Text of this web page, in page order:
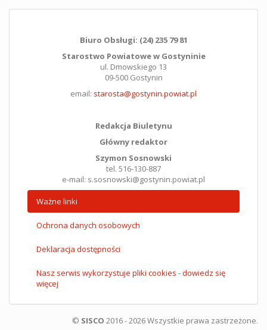
Biuro Obsługi: (24) 235 79 81
Starostwo Powiatowe w Gostyninie
ul. Dmowskiego 13
09-500 Gostynin
email: starosta@gostynin.powiat.pl
Redakcja Biuletynu
Główny redaktor
Szymon Sosnowski
tel. 516-130-887
e-mail: s.sosnowski@gostynin.powiat.pl
Ważne linki
Ochrona danych osobowych
Deklaracja dostępności
Nasz serwis wykorzystuje pliki cookies - dowiedz się
więcej
© SISCO 2016 - 2026 Wszystkie prawa zastrzeżone.